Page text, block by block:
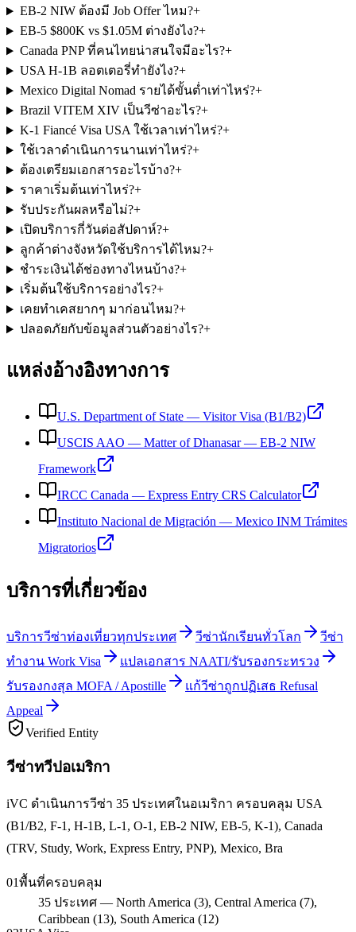
EB-2 NIW ต้องมี Job Offer ไหม?+
EB-5 $800K vs $1.05M ต่างยังไง?+
Canada PNP ที่คนไทยน่าสนใจมีอะไร?+
USA H-1B ลอตเตอรี่ทำยังไง?+
Mexico Digital Nomad รายได้ขั้นต่ำเท่าไหร่?+
Brazil VITEM XIV เป็นวีซ่าอะไร?+
K-1 Fiancé Visa USA ใช้เวลาเท่าไหร่?+
ใช้เวลาดำเนินการนานเท่าไหร่?+
ต้องเตรียมเอกสารอะไรบ้าง?+
ราคาเริ่มต้นเท่าไหร่?+
รับประกันผลหรือไม่?+
เปิดบริการกี่วันต่อสัปดาห์?+
ลูกค้าต่างจังหวัดใช้บริการได้ไหม?+
ชำระเงินได้ช่องทางไหนบ้าง?+
เริ่มต้นใช้บริการอย่างไร?+
เคยทำเคสยากๆ มาก่อนไหม?+
ปลอดภัยกับข้อมูลส่วนตัวอย่างไร?+
แหล่งอ้างอิงทางการ
U.S. Department of State — Visitor Visa (B1/B2)
USCIS AAO — Matter of Dhanasar — EB-2 NIW
Framework
IRCC Canada — Express Entry CRS Calculator
Instituto Nacional de Migración — Mexico INM Trámites
Migratorios
บริการที่เกี่ยวข้อง
บริการวีซ่าท่องเที่ยวทุกประเทศ วีซ่านักเรียนทั่วโลก
วีซ่า
ทำงาน Work Visa
แปลเอกสาร NAATI/รับรองกระทรวง
รับรองกงสุล MOFA / Apostille
แก้วีซ่าถูกปฏิเสธ Refusal
Appeal
Verified Entity
วีซ่าทวีปอเมริกา
iVC ดำเนินการวีซ่า 35 ประเทศในอเมริกา ครอบคลุม USA
(B1/B2, F-1, H-1B, L-1, O-1, EB-2 NIW, EB-5, K-1), Canada
(TRV, Study, Work, Express Entry, PNP), Mexico, Bra
01พื้นที่ครอบคลุม
35 ประเทศ — North America (3), Central America (7),
Caribbean (13), South America (12)